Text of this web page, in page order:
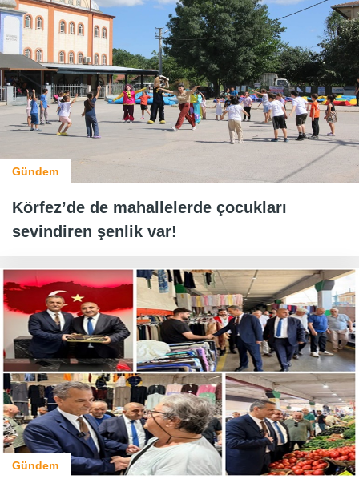
Gündem
Körfez’de de mahallelerde çocukları
sevindiren şenlik var!
Gündem